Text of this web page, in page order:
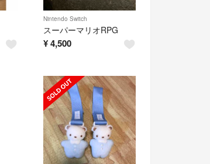
Nintendo Switch
スーパーマリオRPG
¥4,500